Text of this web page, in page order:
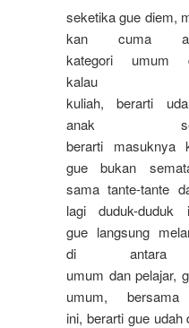
seketika gue diem,
kan cuma
kategori umum
kalau
kuliah, berarti
anak
berarti masuknya
gue bukan
sama tante-tante
lagi duduk-
gue langsung
di antara
umum dan pelajar,
umum, bersama
ini, berarti gue